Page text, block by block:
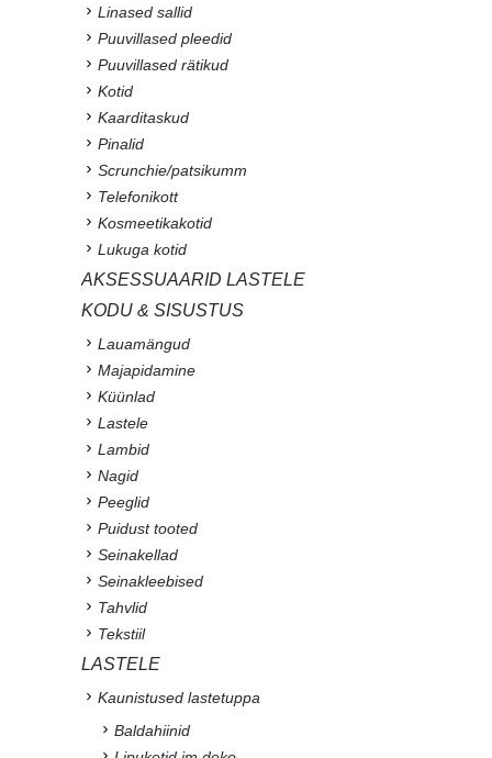
Linased sallid
Puuvillased pleedid
Puuvillased rätikud
Kotid
Kaarditaskud
Pinalid
Scrunchie/patsikumm
Telefonikott
Kosmeetikakotid
Lukuga kotid
AKSESSUAARID LASTELE
KODU & SISUSTUS
Lauamängud
Majapidamine
Küünlad
Lastele
Lambid
Nagid
Peeglid
Puidust tooted
Seinakellad
Seinakleebised
Tahvlid
Tekstiil
LASTELE
Kaunistused lastetuppa
Baldahiinid